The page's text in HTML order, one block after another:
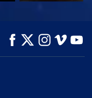
A SOROZAT
RÉSZEI